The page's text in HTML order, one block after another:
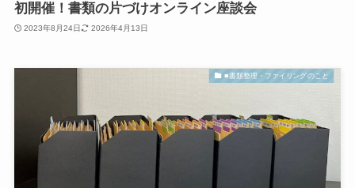
初開催！書類の片づけオンライン座談会
2023年8月24日 2026年4月13日
■書類整理・ファイリングのこと